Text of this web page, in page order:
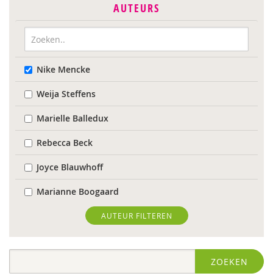
AUTEURS
Nike Mencke
Weija Steffens
Marielle Balledux
Rebecca Beck
Joyce Blauwhoff
Marianne Boogaard
Rhodé van den Born
Caroline Boudry
AUTEUR FILTEREN
ZOEKEN